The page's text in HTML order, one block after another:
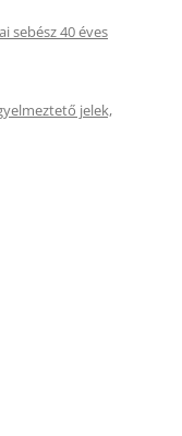
sebész 40 éves
jelek,